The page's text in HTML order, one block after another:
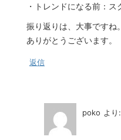
・トレンドになる前：
振り返りは、大事ですね。
ありがとうございます。
返信
poko より: